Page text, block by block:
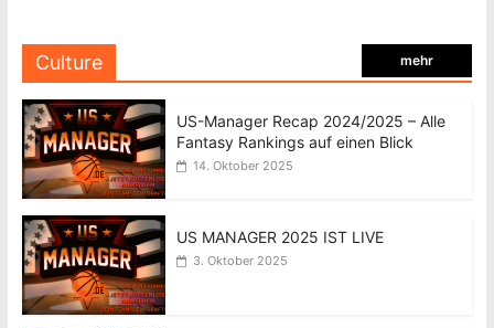
Culture mehr
US-Manager Recap 2024/2025 – Alle
Fantasy Rankings auf einen Blick
14. Oktober 2025
US MANAGER 2025 IST LIVE
3. Oktober 2025